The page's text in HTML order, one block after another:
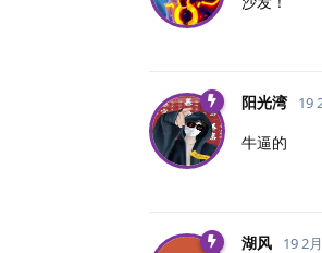
阳光湾 19
牛逼的
湖风 19 2月